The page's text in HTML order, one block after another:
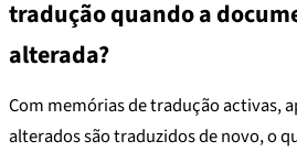
tradução quando a
alterada?
Com memórias de tradução activas,
alterados são traduzidos de novo, o